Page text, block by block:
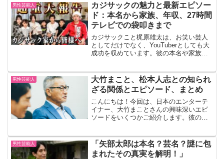
男性芸能人
カジサックの魅力と最新エピソー
ド：本名から家族、年収、27時間
テレビでの袋叩きまで
カジサックこと梶原雄太は、お笑い芸人
としてだけでなく、YouTuberとしても大
成功を収めています。彼の本名や家族、
カジサックの本名とプロフィールカジサ
ックの本名...
男性芸能人
大竹まこと、松本人志との知られ
ざる関係とエピソード、まとめ
こんにちは！今回は、日本のエンターテ
イナー、大竹まことさんの興味深いエピ
ソードをいくつかご紹介します。彼のユ
てきました。この記事では、そんな大竹
まことさんの知られざる一...
男性芸能人
「矢部太郎は本名？芸名？謎に包
まれたその真実を解明！」